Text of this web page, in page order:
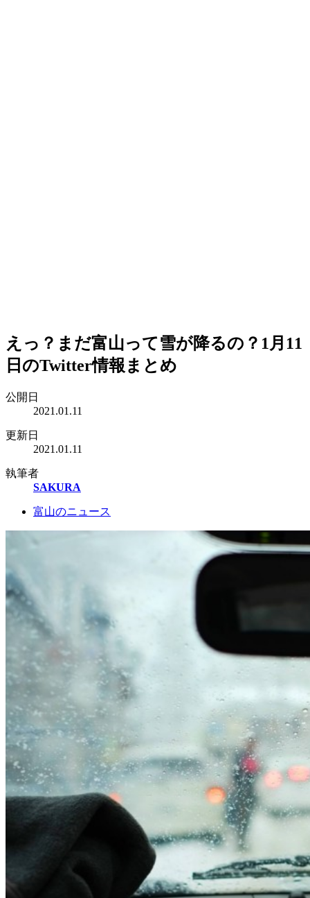
えっ？まだ富山って雪が降るの？1月11
日のTwitter情報まとめ
公開日
2021.01.11
更新日
2021.01.11
執筆者
SAKURA
富山のニュース